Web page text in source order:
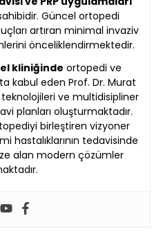
Güncel ortopedi
artıran minimal invaziv
önceliklendirmektedir.
kliniğinde ortopedi ve
kabul eden Prof. Dr. Murat
ve multidisipliner
planları oluşturmaktadır.
birleştiren vizyoner
hastalıklarının tedavisinde
alan modern çözümler